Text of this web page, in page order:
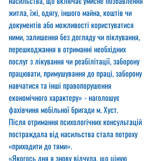
житла, їжі, одягу, іншого майна, коштів чи
документів або можливості користуватися
ними, залишення без догляду чи піклування,
перешкоджання в отриманні необхідних
послуг з лікування чи реабілітації, заборону
працювати, примушування до праці, заборону
навчатися та інші правопорушення
економічного характеру» - наголошує
фахівчиня мобільної бригади м. Хуст.
Після отримання психологічних консультацій
постраждала від насильства стала потроху
«приходити до тями».
«Якогось дня я знову відчула, що ціную